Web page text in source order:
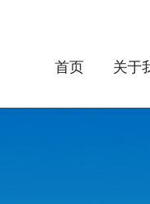
首页 关于